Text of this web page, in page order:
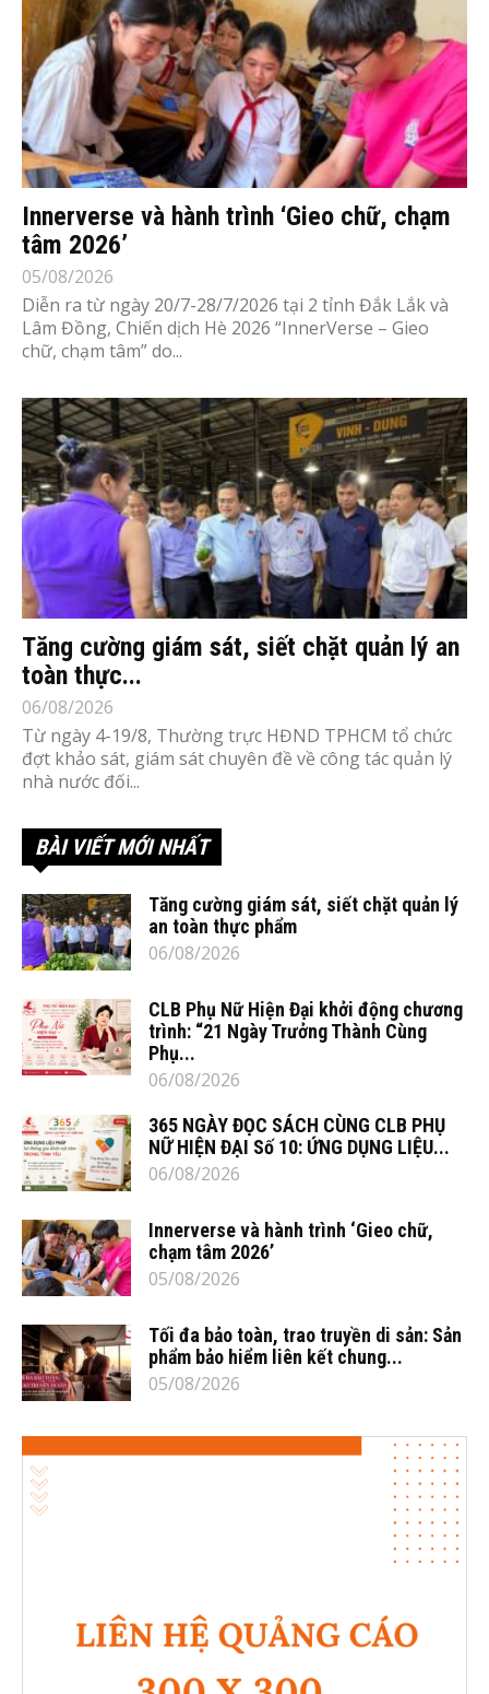
Innerverse và hành trình ‘Gieo chữ, chạm
tâm 2026’
05/08/2026
Diễn ra từ ngày 20/7-28/7/2026 tại 2 tỉnh Đắk Lắk và
Lâm Đồng, Chiến dịch Hè 2026 “InnerVerse – Gieo
chữ, chạm tâm” do...
Tăng cường giám sát, siết chặt quản lý an
toàn thực...
06/08/2026
Từ ngày 4-19/8, Thường trực HĐND TPHCM tổ chức
đợt khảo sát, giám sát chuyên đề về công tác quản lý
nhà nước đối...
BÀI VIẾT MỚI NHẤT
Tăng cường giám sát, siết chặt quản lý
an toàn thực phẩm
06/08/2026
CLB Phụ Nữ Hiện Đại khởi động chương
trình: “21 Ngày Trưởng Thành Cùng
Phụ...
06/08/2026
365 NGÀY ĐỌC SÁCH CÙNG CLB PHỤ
NỮ HIỆN ĐẠI Số 10: ỨNG DỤNG LIỆU...
06/08/2026
Innerverse và hành trình ‘Gieo chữ,
chạm tâm 2026’
05/08/2026
Tối đa bảo toàn, trao truyền di sản: Sản
phẩm bảo hiểm liên kết chung...
05/08/2026